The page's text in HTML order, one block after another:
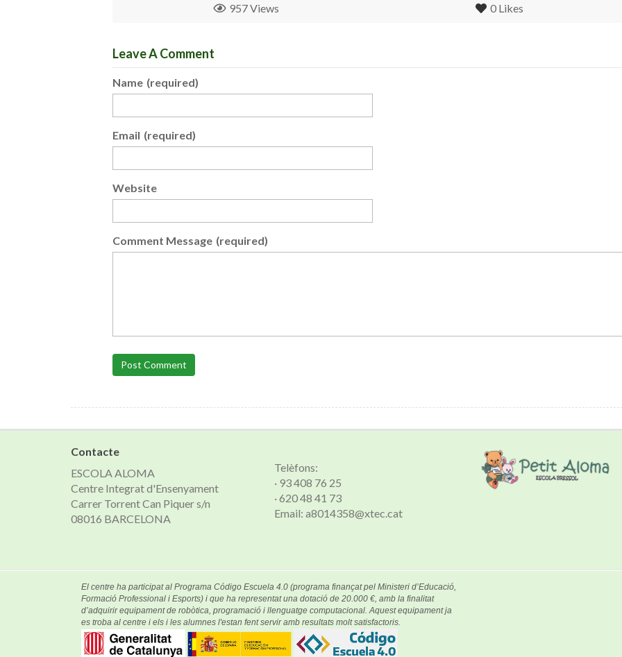
0 Likes
957 Views
Leave A Comment
Name (required)
Email (required)
Website
Comment Message (required)
Post Comment
Contacte
ESCOLA ALOMA
Centre Integrat d'Ensenyament
Carrer Torrent Can Piquer s/n
08016 BARCELONA
Telèfons:
· 93 408 76 25
· 620 48 41 73
Email: a8014358@xtec.cat
El centre ha participat al Programa Código Escuela 4.0 (programa finançat pel Ministeri d’Educació,
Formació Professional i Esports) i que ha representat una dotació de 20.000 €, amb la finalitat
d’adquirir equipament de robòtica, programació i llenguatge computacional. Aquest equipament ja
es troba al centre i els i les alumnes l'estan fent servir amb resultats molt satisfactoris.